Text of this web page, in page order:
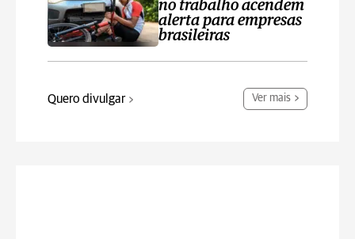
no trabalho acendem
alerta para empresas
brasileiras
Quero divulgar Ver mais